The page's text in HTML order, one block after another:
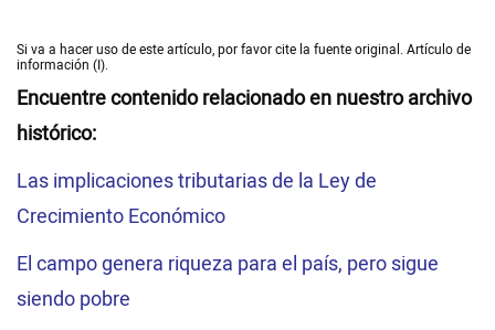
Si va a hacer uso de este artículo, por favor cite la fuente original. Artículo de
información (I).
Encuentre contenido relacionado en nuestro archivo
histórico:
Las implicaciones tributarias de la Ley de
Crecimiento Económico
El campo genera riqueza para el país, pero sigue
siendo pobre